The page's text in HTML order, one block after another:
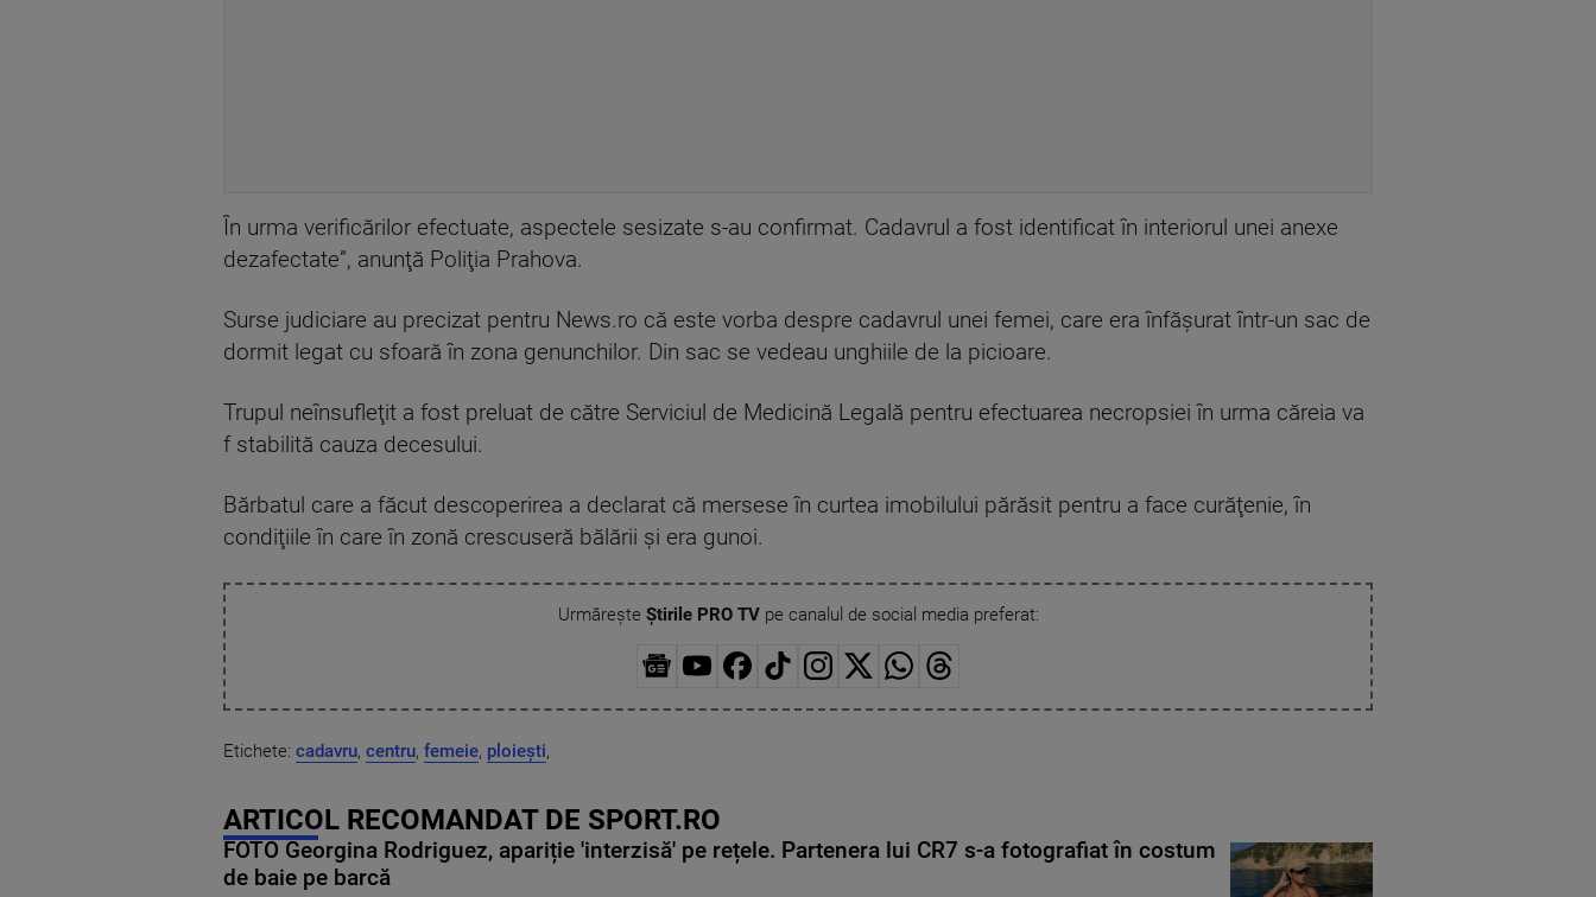
În urma verificărilor efectuate, aspectele sesizate s-au confirmat. Cadavrul a fost identificat în interiorul unei anexe
dezafectate”, anunţă Poliţia Prahova.
Surse judiciare au precizat pentru News.ro că este vorba despre cadavrul unei femei, care era înfăşurat într-un sac de
dormit legat cu sfoară în zona genunchilor. Din sac se vedeau unghiile de la picioare.
Trupul neînsufleţit a fost preluat de către Serviciul de Medicină Legală pentru efectuarea necropsiei în urma căreia va
f stabilită cauza decesului.
Bărbatul care a făcut descoperirea a declarat că mersese în curtea imobilului părăsit pentru a face curăţenie, în
condiţiile în care în zonă crescuseră bălării şi era gunoi.
Urmărește Știrile PRO TVpe canalul de social media preferat:
Etichete: cadavru, centru, femeie, ploiești,
ARTICOL RECOMANDAT DE SPORT.RO
FOTO Georgina Rodriguez, apariție 'interzisă' pe rețele. Partenera lui CR7 s-a fotografiat în costum
de baie pe barcă